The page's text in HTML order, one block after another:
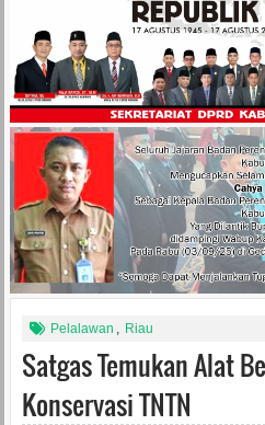
Pelalawan , Riau
Satgas Temukan Alat
Konservasi TNTN